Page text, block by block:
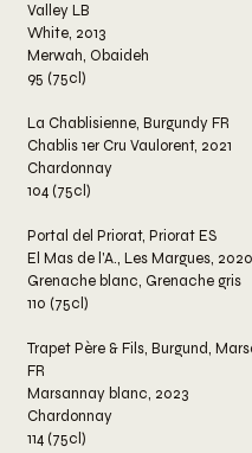
Valley LB
White, 2013
Merwah, Obaideh
95 (75cl)
La Chablisienne, Burgundy FR
Chablis 1er Cru Vaulorent, 2021
Chardonnay
104 (75cl)
Portal del Priorat, Priorat ES
El Mas de l'A., Les Margues, 2020
Grenache blanc, Grenache gris
110 (75cl)
Trapet Père & Fils, Burgund,
FR
Marsannay blanc, 2023
Chardonnay
114 (75cl)